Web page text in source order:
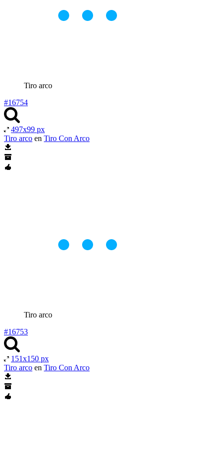
Tiro arco
#16754
497x99 px
Tiro arco en Tiro Con Arco
Tiro arco
#16753
151x150 px
Tiro arco en Tiro Con Arco